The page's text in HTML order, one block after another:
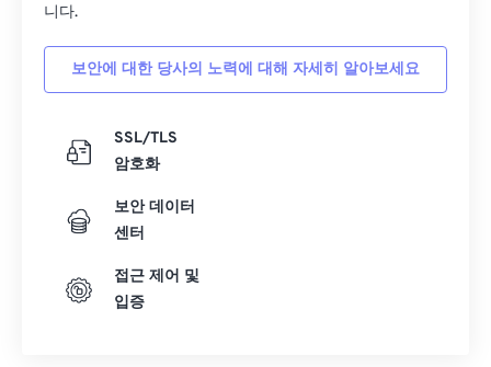
니다.
보안에 대한 당사의 노력에 대해 자세히 알아보세요
SSL/TLS
암호화
보안 데이터
센터
접근 제어 및
입증